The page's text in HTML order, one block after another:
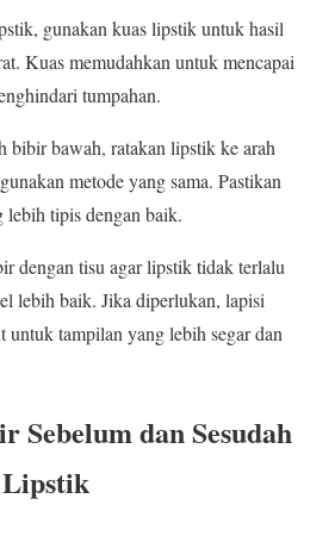
gunakan kuas lipstik untuk hasil
Kuas memudahkan untuk mencapai
tumpahan.
bibir bawah, ratakan lipstik ke arah
metode yang sama. Pastikan
lebih tipis dengan baik.
dengan tisu agar lipstik tidak terlalu
lebih baik. Jika diperlukan, lapisi
untuk tampilan yang lebih segar dan
Sebelum dan Sesudah